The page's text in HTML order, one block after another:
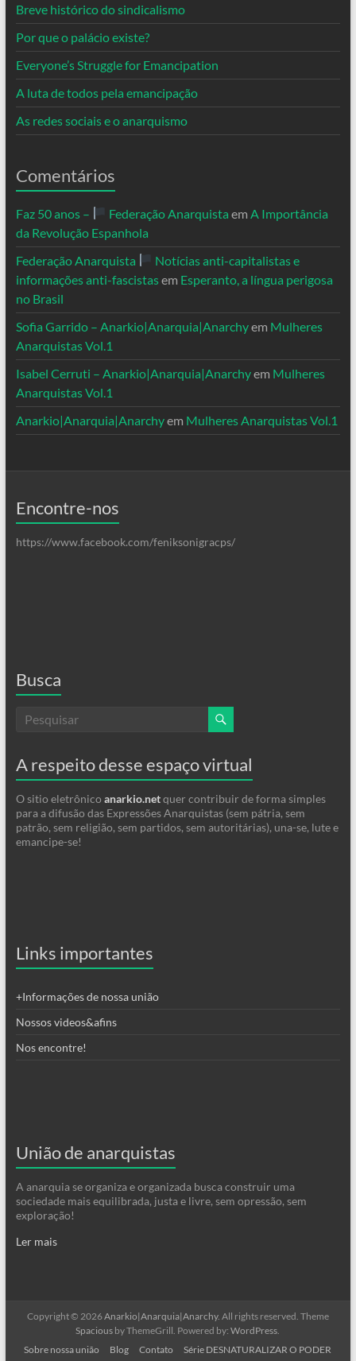
Breve histórico do sindicalismo
Por que o palácio existe?
Everyone’s Struggle for Emancipation
A luta de todos pela emancipação
As redes sociais e o anarquismo
Comentários
Faz 50 anos – Federação Anarquista em A Importância
da Revolução Espanhola
Federação Anarquista
Notícias anti-capitalistas e
informações anti-fascistasem Esperanto, a língua perigosa
no Brasil
Sofia Garrido – Anarkio|Anarquia|Anarchyem Mulheres
Anarquistas Vol.1
Isabel Cerruti – Anarkio|Anarquia|Anarchyem Mulheres
Anarquistas Vol.1
Anarkio|Anarquia|Anarchyem Mulheres Anarquistas Vol.1
Encontre-nos
https://www.facebook.com/feniksonigracps/
Busca
A respeito desse espaço virtual
O sitio eletrônico anarkio.netquer contribuir de forma simples
para a difusão das Expressões Anarquistas (sem pátria, sem
patrão, sem religião, sem partidos, sem autoritárias), una-se, lute e
emancipe-se!
Links importantes
+Informações de nossa união
Nossos videos&afins
Nos encontre!
União de anarquistas
A anarquia se organiza e organizada busca construir uma
sociedade mais equilibrada, justa e livre, sem opressão, sem
exploração!
Ler mais
Copyright © 2026Anarkio|Anarquia|Anarchy. All rights reserved. Theme
Spacious by ThemeGrill. Powered by:WordPress
Sobre nossa união
Blog Contato Série DESNATURALIZAR O PODER